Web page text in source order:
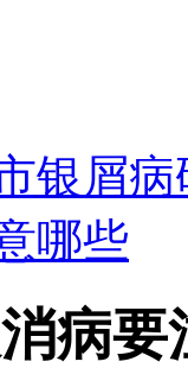
银屑病
哪些
病要